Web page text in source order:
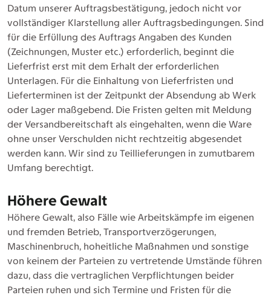
Datum unserer Auftragsbestätigung, jedoch nicht vor
vollständiger Klarstellung aller Auftragsbedingungen. Sind
für die Erfüllung des Auftrags Angaben des Kunden
(Zeichnungen, Muster etc.) erforderlich, beginnt die
Lieferfrist erst mit dem Erhalt der erforderlichen
Unterlagen. Für die Einhaltung von Lieferfristen und
Lieferterminen ist der Zeitpunkt der Absendung ab Werk
oder Lager maßgebend. Die Fristen gelten mit Meldung
der Versandbereitschaft als eingehalten, wenn die Ware
ohne unser Verschulden nicht rechtzeitig abgesendet
werden kann. Wir sind zu Teillieferungen in zumutbarem
Umfang berechtigt.
Höhere Gewalt
Höhere Gewalt, also Fälle wie Arbeitskämpfe im eigenen
und fremden Betrieb, Transportverzögerungen,
Maschinenbruch, hoheitliche Maßnahmen und sonstige
von keinem der Parteien zu vertretende Umstände führen
dazu, dass die vertraglichen Verpflichtungen beider
Parteien ruhen und sich Termine und Fristen für die